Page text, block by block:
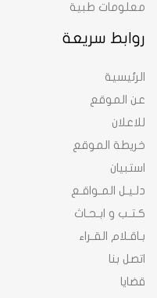
روابط سريعة
الرئيسية
عن الموقع
للاعلان
خريطة الموقع
استبيان
دلـيـل المـواقـع
كـتـب و ابـحـاث
بـاقـلام القـراء
اتصل بنا
قضايا
معلومات طبية